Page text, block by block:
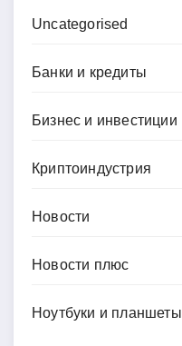
Uncategorised
Банки и кредиты
Бизнес и инвестиции
Криптоиндустрия
Новости
Новости плюс
Ноутбуки и планшеты